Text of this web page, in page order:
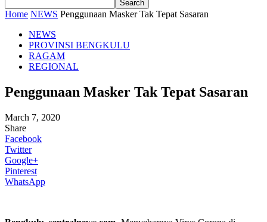
Home NEWS Penggunaan Masker Tak Tepat Sasaran
NEWS
PROVINSI BENGKULU
RAGAM
REGIONAL
Penggunaan Masker Tak Tepat Sasaran
March 7, 2020
Share
Facebook
Twitter
Google+
Pinterest
WhatsApp